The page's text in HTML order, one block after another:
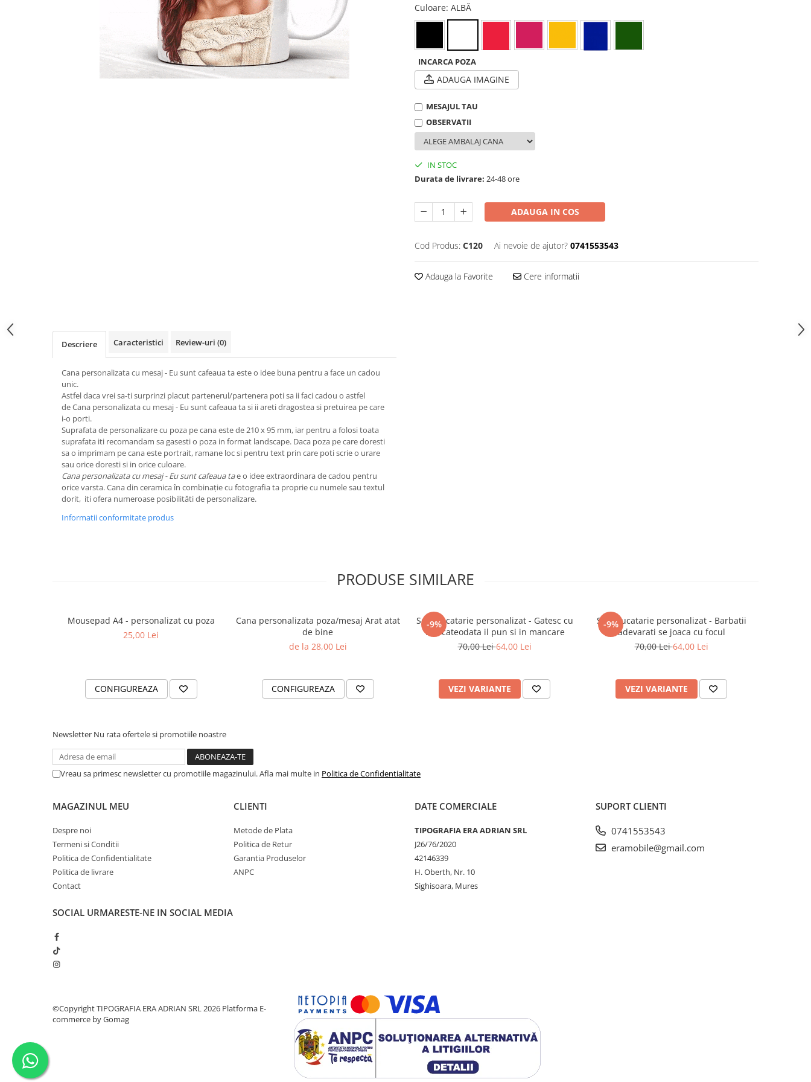
Culoare: ALBĂ
INCARCA POZA
ADAUGA IMAGINE
MESAJUL TAU
OBSERVATII
IN STOC
Durata de livrare: 24-48 ore
ADAUGA IN COS
Cod Produs: C120 Ai nevoie de ajutor? 0741553543
Adauga la Favorite Cere informatii
Descriere Caracteristici Review-uri (0)
Cana personalizata cu mesaj - Eu sunt cafeaua ta este o idee buna pentru a face un cadou
unic.
Astfel daca vrei sa-ti surprinzi placut partenerul/partenera poti sa ii faci cadou o astfel
de Cana personalizata cu mesaj - Eu sunt cafeaua ta si ii areti dragostea si pretuirea pe care
i-o porti.
Suprafata de personalizare cu poza pe cana este de 210 x 95 mm, iar pentru a folosi toata
suprafata iti recomandam sa gasesti o poza in format landscape. Daca poza pe care doresti
sa o imprimam pe cana este portrait, ramane loc si pentru text prin care poti scrie o urare
sau orice doresti si in orice culoare.
Cana personalizata cu mesaj - Eu sunt cafeaua tae o idee extraordinara de cadou pentru
orice varsta. Cana din ceramica în combinație cu fotografia ta proprie cu numele sau textul
dorit, iti ofera numeroase posibilităti de personalizare.
Informatii conformitate produs
PRODUSE SIMILARE
Mousepad A4 - personalizat cu poza
25,00 Lei
CONFIGUREAZA
Cana personalizata poza/mesaj Arat atat
de bine
de la 28,00 Lei
CONFIGUREAZA
-9%
Sort bucatarie personalizat - Gatesc cu
vin, cateodata il pun si in mancare
70,00 Lei64,00 Lei
VEZI VARIANTE
-9%
Sort bucatarie personalizat - Barbatii
adevarati se joaca cu focul
70,00 Lei64,00 Lei
VEZI VARIANTE
Newsletter Nu rata ofertele si promotiile noastre
Vreau sa primesc newsletter cu promotiile magazinului. Afla mai multe in Politica de Confidentialitate
MAGAZINUL MEU
Despre noi
Termeni si Conditii
Politica de Confidentialitate
Politica de livrare
Contact
CLIENTI
Metode de Plata
Politica de Retur
Garantia Produselor
ANPC
DATE COMERCIALE
TIPOGRAFIA ERA ADRIAN SRL
J26/76/2020
42146339
H. Oberth, Nr. 10
Sighisoara, Mures
SUPORT CLIENTI
0741553543
eramobile@gmail.com
SOCIAL URMARESTE-NE IN SOCIAL MEDIA
©Copyright TIPOGRAFIA ERA ADRIAN SRL 2026 Platforma E-
commerce by Gomag